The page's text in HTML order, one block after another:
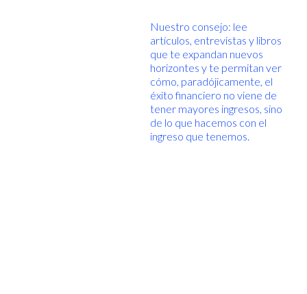
Nuestro consejo: lee
artículos, entrevistas y libros
que te expandan nuevos
horizontes y te permitan ver
cómo, paradójicamente, el
éxito financiero no viene de
tener mayores ingresos, sino
de lo que hacemos con el
ingreso que tenemos.